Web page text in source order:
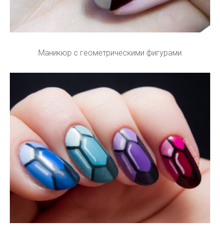
Маникюр с геометрическими фигурами